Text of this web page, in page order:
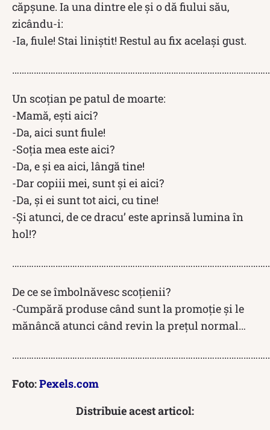
căpşune. Ia una dintre ele şi o dă fiului său,
zicându-i:
-Ia, fiule! Stai liniștit! Restul au fix acelaşi gust.
Un scoţian pe patul de moarte:
-Mamă, eşti aici?
-Da, aici sunt fiule!
-Soţia mea este aici?
-Da, e şi ea aici, lângă tine!
-Dar copiii mei, sunt şi ei aici?
-Da, şi ei sunt tot aici, cu tine!
-Şi atunci, de ce dracu’ este aprinsă lumina în
hol!?
De ce se îmbolnăvesc scoțienii?
-Cumpără produse când sunt la promoție și le
mănâncă atunci când revin la prețul normal…
Foto:Pexels.com
Distribuie acest articol: